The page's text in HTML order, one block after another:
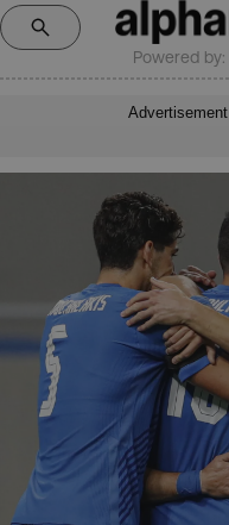
Powered by:
Advertisement